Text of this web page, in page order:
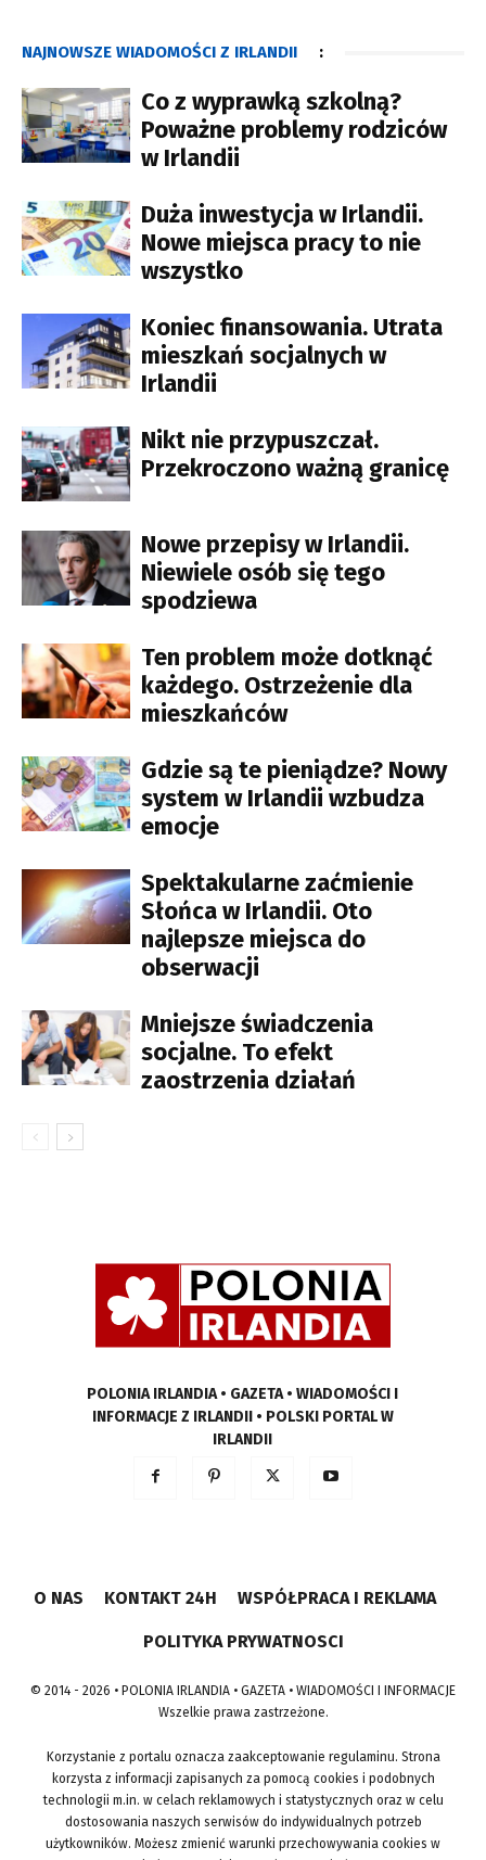
NAJNOWSZE WIADOMOŚCI Z IRLANDII :
Co z wyprawką szkolną?
Poważne problemy rodziców
w Irlandii
Duża inwestycja w Irlandii.
Nowe miejsca pracy to nie
wszystko
Koniec finansowania. Utrata
mieszkań socjalnych w
Irlandii
Nikt nie przypuszczał.
Przekroczono ważną granicę
Nowe przepisy w Irlandii.
Niewiele osób się tego
spodziewa
Ten problem może dotknąć
każdego. Ostrzeżenie dla
mieszkańców
Gdzie są te pieniądze? Nowy
system w Irlandii wzbudza
emocje
Spektakularne zaćmienie
Słońca w Irlandii. Oto
najlepsze miejsca do
obserwacji
Mniejsze świadczenia
socjalne. To efekt
zaostrzenia działań
POLONIA IRLANDIA • GAZETA • WIADOMOŚCI I
INFORMACJE Z IRLANDII • POLSKI PORTAL W
IRLANDII
O NAS KONTAKT 24H WSPÓŁPRACA I REKLAMA
POLITYKA PRYWATNOSCI
© 2014 - 2026 • POLONIA IRLANDIA • GAZETA • WIADOMOŚCI I INFORMACJE
Wszelkie prawa zastrzeżone.
Korzystanie z portalu oznacza zaakceptowanie regulaminu. Strona
korzysta z informacji zapisanych za pomocą cookies i podobnych
technologii m.in. w celach reklamowych i statystycznych oraz w celu
dostosowania naszych serwisów do indywidualnych potrzeb
użytkowników. Możesz zmienić warunki przechowywania cookies w